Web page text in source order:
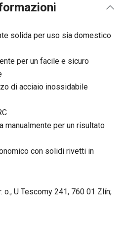
solida per uso sia domestico
per un facile e sicuro
di acciaio inossidabile
manualmente per un risultato
con solidi rivetti in
o., U Tescomy 241, 760 01 Zlín;